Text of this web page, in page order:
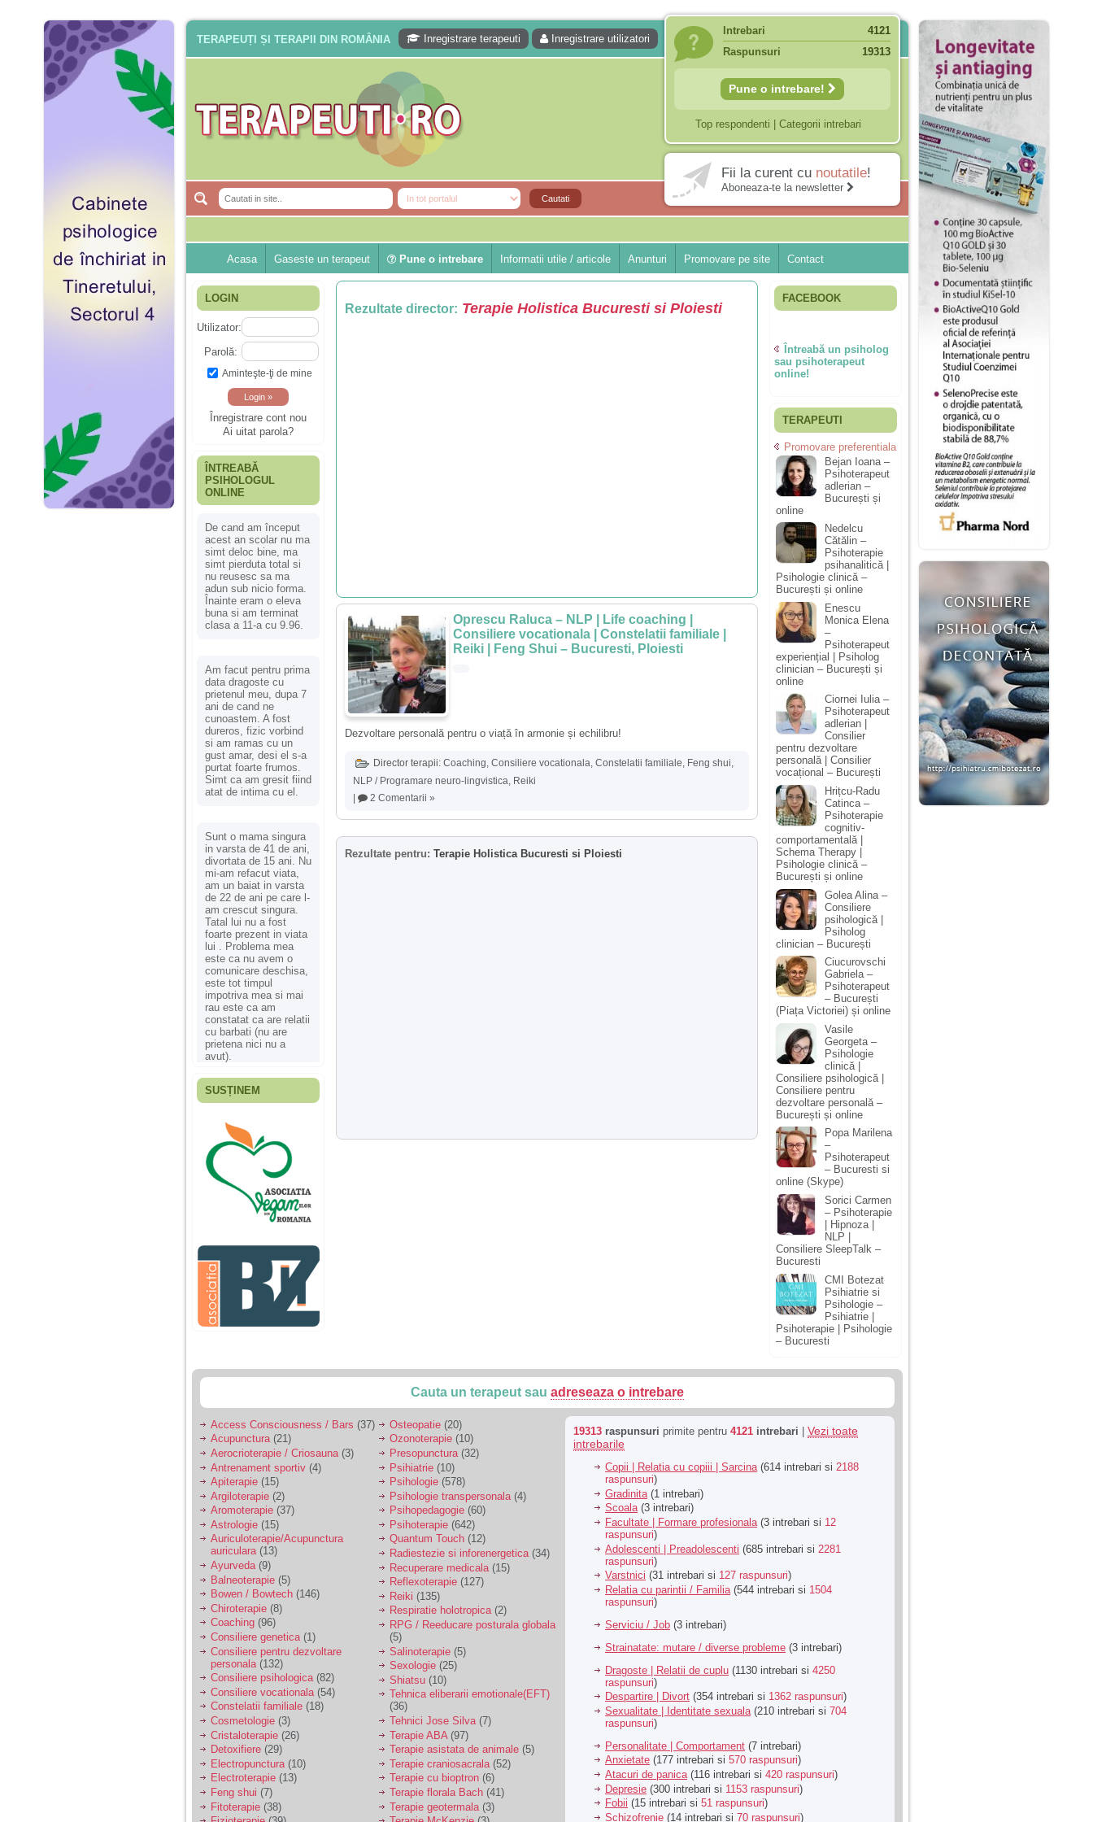
TERAPEUȚI ȘI TERAPII DIN ROMÂNIA Inregistrare terapeuti Inregistrare utilizatori
Intrebari
4121
Raspunsuri
19313
Pune o intrebare!
Top respondenti Categorii intrebari
Fii la curent cu noutatile!
Aboneaza-te la newsletter
Acasa Gaseste un terapeut Pune o intrebare Informatii utile / articole Anunturi Promovare pe site Contact
LOGIN
Utilizator:
Parolă:
Aminteşte-ţi de mine
Înregistrare cont nou
Ai uitat parola?
ÎNTREABĂ
PSIHOLOGUL
ONLINE
De cand am început
acest an scolar nu ma
simt deloc bine, ma
simt pierduta total si
nu reusesc sa ma
adun sub nicio forma.
Înainte eram o eleva
buna si am terminat
clasa a 11-a cu 9.96.
Am facut pentru prima
data dragoste cu
prietenul meu, dupa 7
ani de cand ne
cunoastem. A fost
dureros, fizic vorbind
si am ramas cu un
gust amar, desi el s-a
purtat foarte frumos.
Simt ca am gresit fiind
atat de intima cu el.
Sunt o mama singura
in varsta de 41 de ani,
divortata de 15 ani. Nu
mi-am refacut viata,
am un baiat in varsta
de 22 de ani pe care l-
am crescut singura.
Tatal lui nu a fost
foarte prezent in viata
lui . Problema mea
este ca nu avem o
comunicare deschisa,
este tot timpul
impotriva mea si mai
rau este ca am
constatat ca are relatii
cu barbati (nu are
prietena nici nu a
avut).
Fiica mea s-a nascut
ani, privind in urma
realizez cat de multe
greseli am facut in
educatia si cresterea
ei, am fost o mama
egoista, preocupata
de implinirea
profesionala, cand ea
era mica am neglijat-
agresiva, orice
greseala era taxata cu
o palma sau pedepse.
De 4 ani am o relatie
serioasa cu un barbat
sa se manifeste o
Ma aflu aici pentru ca
vreau sa stiu daca am
nevoie de un psiholog
sau psihiatru.
Sunt casatorita, am
31 de ani si un copil in
varsta de 2 ani care
mi-e lumina ochilor.
De ceva timp simt ca
mi s-a adunat
oboseala, o oboseala
cronica de care nu pot
scapa si simt ca din
cauza ei nu pot
controla nervii si
cateodata are copilul
de suferit.
Am o bariera peste
care nu pot trece:
prietena mea a ramas
insarcinata cu o fata.
Am fost de comun
acord sa facem un
copil, cu gandul ca e
baiat.
SUSȚINEM
Rezultate director: Terapie Holistica Bucuresti si Ploiesti
Oprescu Raluca – NLP | Life coaching |
Consiliere vocationala | Constelatii familiale |
Reiki | Feng Shui – Bucuresti, Ploiesti
Dezvoltare personală pentru o viață în armonie și echilibru!
Director terapii: Coaching, Consiliere vocationala, Constelatii familiale, Feng shui,
NLP / Programare neuro-lingvistica, Reiki
2 Comentarii »
Rezultate pentru: Terapie Holistica Bucuresti si Ploiesti
FACEBOOK
Întreabă un psiholog
sau psihoterapeut
online!
TERAPEUTI
Promovare preferentiala
Bejan Ioana –
Psihoterapeut
adlerian –
București și
online
Nedelcu
Cătălin –
Psihoterapie
psihanalitică |
Psihologie clinică –
București și online
Enescu
Monica Elena
–
Psihoterapeut
experiențial | Psiholog
clinician – București și
online
Ciornei Iulia –
Psihoterapeut
adlerian |
Consilier
pentru dezvoltare
personală | Consilier
vocațional – București
Hrițcu-Radu
Catinca –
Psihoterapie
cognitiv-
comportamentală |
Schema Therapy |
Psihologie clinică –
București și online
Golea Alina –
Consiliere
psihologică |
Psiholog
clinician – București
Ciucurovschi
Gabriela –
Psihoterapeut
– București
(Piața Victoriei) și online
Vasile
Georgeta –
Psihologie
clinică |
Consiliere psihologică |
Consiliere pentru
dezvoltare personală –
București și online
Popa Marilena
–
Psihoterapeut
– Bucuresti si
online (Skype)
Sorici Carmen
– Psihoterapie
| Hipnoza |
NLP |
Consiliere SleepTalk –
Bucuresti
CMI Botezat
Psihiatrie si
Psihologie –
Psihiatrie |
Psihoterapie | Psihologie
– Bucuresti
Cauta un terapeut sau adreseaza o intrebare
Access Consciousness / Bars (37)
Acupunctura(21)
Aerocrioterapie / Criosauna (3)
Antrenament sportiv (4)
Apiterapie (15)
Argiloterapie (2)
Aromoterapie (37)
Astrologie (15)
Auriculoterapie/Acupunctura
auriculara(13)
Ayurveda(9)
Balneoterapie (5)
Bowen / Bowtech (146)
Chiroterapie (8)
Coaching (96)
Consiliere genetica(1)
Consiliere pentru dezvoltare
personala (132)
Consiliere psihologica(82)
Consiliere vocationala (54)
Constelatii familiale (18)
Cosmetologie (3)
Cristaloterapie (26)
Detoxifiere (29)
Electropunctura (10)
Electroterapie (13)
Feng shui (7)
Fitoterapie (38)
Osteopatie (20)
Ozonoterapie (10)
Presopunctura (32)
Psihiatrie (10)
Psihologie (578)
Psihologie transpersonala (4)
Psihopedagogie (60)
Psihoterapie (642)
Quantum Touch (12)
Radiestezie si inforenergetica(34)
Recuperare medicala (15)
Reflexoterapie (127)
Reiki (135)
Respiratie holotropica(2)
RPG / Reeducare posturala globala
(5)
Salinoterapie (5)
Sexologie (25)
Shiatsu (10)
Tehnica eliberarii emotionale(EFT)
(36)
Tehnici Jose Silva(7)
Terapie ABA (97)
Terapie asistata de animale (5)
Terapie craniosacrala (52)
Terapie cu bioptron (6)
Terapie florala Bach (41)
Terapie geotermala (3)
19313 raspunsuri primite pentru 4121 intrebari
Vezi toate
intrebarile
Copii | Relatia cu copiii | Sarcina(614 intrebari si 2188
raspunsuri)
Gradinita (1 intrebari)
Scoala(3 intrebari)
Facultate | Formare profesionala (3 intrebari si 12
raspunsuri)
Adolescenti | Preadolescenti (685 intrebari si 2281
raspunsuri)
Varstnici (31 intrebari si 127 raspunsuri)
Relatia cu parintii / Familia (544 intrebari si 1504
raspunsuri)
Serviciu / Job (3 intrebari)
Strainatate: mutare / diverse probleme (3 intrebari)
Dragoste | Relatii de cuplu (1130 intrebari si 4250
raspunsuri)
Despartire | Divort (354 intrebari si 1362 raspunsuri)
Sexualitate | Identitate sexuala (210 intrebari si 704
raspunsuri)
Personalitate | Comportament (7 intrebari)
Anxietate (177 intrebari si 570 raspunsuri)
Atacuri de panica(116 intrebari si 420 raspunsuri)
Depresie (300 intrebari si 1153 raspunsuri)
Fobii (15 intrebari si 51 raspunsuri)
Schizofrenie (14 intrebari si 70 raspunsuri)